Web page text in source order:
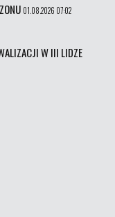
01.08.2026 07:02
W III LIDZE